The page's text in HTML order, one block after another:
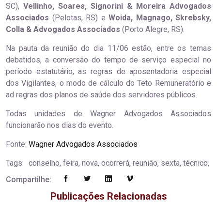
SC), Vellinho, Soares, Signorini & Moreira Advogados
Associados (Pelotas, RS) e Woida, Magnago, Skrebsky,
Colla & Advogados Associados (Porto Alegre, RS).
Na pauta da reunião do dia 11/06 estão, entre os temas
debatidos, a conversão do tempo de serviço especial no
período estatutário, as regras de aposentadoria especial
dos Vigilantes, o modo de cálculo do Teto Remuneratório e
ad regras dos planos de saúde dos servidores públicos.
Todas unidades de Wagner Advogados Associados
funcionarão nos dias do evento.
Fonte: Wagner Advogados Associados
Tags: conselho, feira, nova, ocorrerá, reunião, sexta, técnico,
Compartilhe:
Publicações Relacionadas